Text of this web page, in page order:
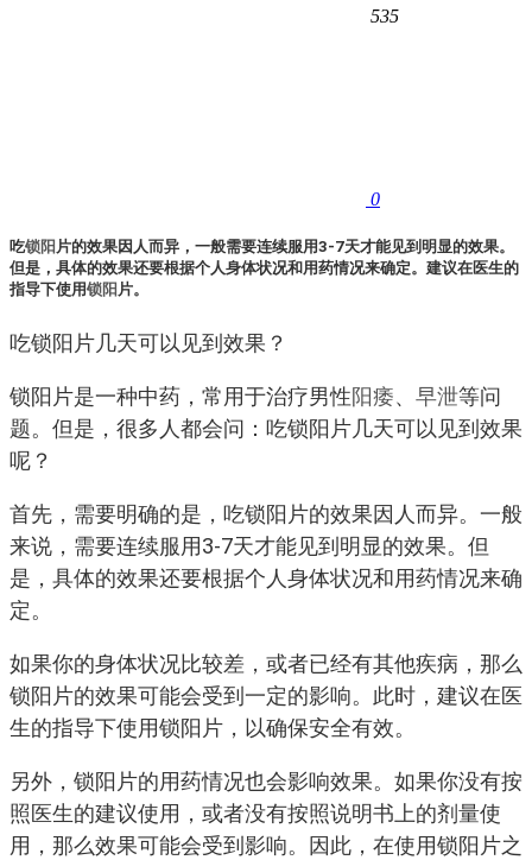
535
0
吃锁阳 片的效果因人而异，一般需要连续服用3-7天才能见到明显的效果。
但是，具体的效果还要根据个人身体状况和用药情况来确定。建议在医生的
指导下使用锁阳 片。
吃锁阳片几天可以见到效果？
锁阳片是一种中药，常用于治疗男性阳痿、 早泄等问
题。但是，很多人都会问：吃锁阳片几天可以见到效果
呢？
首先，需要明确的是，吃锁阳片的效果因人而异。一般
来说，需要连续服用3-7天才能见到明显的效果。但
是，具体的效果还要根据个人身体状况和用药情况来确
定。
如果你的身体状况比较差，或者已经有其他疾病，那么
锁阳片的效果可能会受到一定的影响。此时，建议在医
生的指导下使用锁阳片，以确保安全有效。
另外，锁阳片的用药情况也会影响效果。如果你没有按
照医生的建议使用，或者没有按照说明书上的剂量使
用，那么效果可能会受到影响。因此，在使用锁阳片之